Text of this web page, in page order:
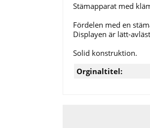
Stämapparat med
Fördelen med en
Displayen är lätt-
Solid konstruktion.
Orginaltitel: